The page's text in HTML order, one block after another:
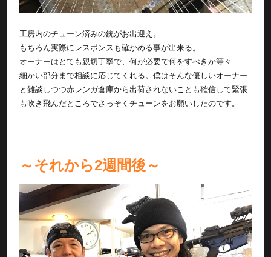
工房内のチューン済みの銃がお出迎え。
もちろん実際にレスポンスも確かめる事が出来る。
オーナーはとても親切丁寧で、何が必要で何をすべきか等々……
細かい部分まで相談に応じてくれる。僕はそんな優しいオーナー
と雑談しつつ赤レンガ倉庫から出荷されないことも確信して緊張
も吹き飛んだところでさっそくチューンをお願いしたのです。
～それから2週間後～